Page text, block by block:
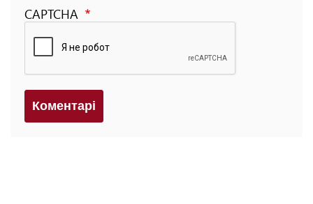
CAPTCHA
Коментарi